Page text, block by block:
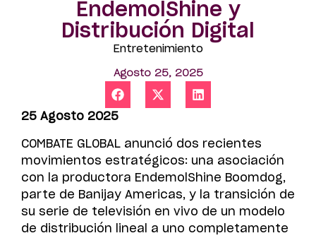
EndemolShine y
Distribución Digital
Entretenimiento
Agosto 25, 2025
25 Agosto 2025
COMBATE GLOBAL anunció dos recientes
movimientos estratégicos: una asociación
con la productora EndemolShine Boomdog,
parte de Banijay Americas, y la transición de
su serie de televisión en vivo de un modelo
de distribución lineal a uno completamente